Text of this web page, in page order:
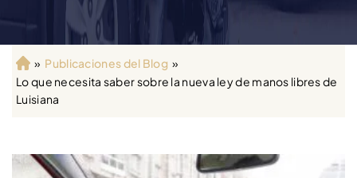
Ini
ci
o
» Publicaciones del Blog »
Lo que necesita saber sobre la nueva ley de manos libres de
Luisiana